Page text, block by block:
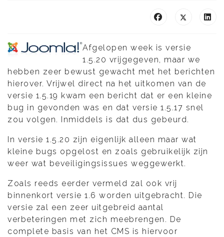
Afgelopen week is versie
1.5.20 vrijgegeven, maar we
hebben zeer bewust gewacht met het berichten
hierover. Vrijwel direct na het uitkomen van de
versie 1.5.19 kwam een bericht dat er een kleine
bug in gevonden was en dat versie 1.5.17 snel
zou volgen. Inmiddels is dat dus gebeurd.
In versie 1.5.20 zijn eigenlijk alleen maar wat
kleine bugs opgelost en zoals gebruikelijk zijn
weer wat beveiligingsissues weggewerkt.
Zoals reeds eerder vermeld zal ook vrij
binnenkort versie 1.6 worden uitgebracht. Die
versie zal een zeer uitgebreid aantal
verbeteringen met zich meebrengen. De
complete basis van het CMS is hiervoor